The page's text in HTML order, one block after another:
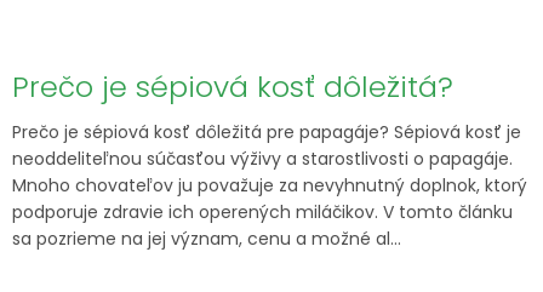
Prečo je sépiová kosť dôležitá?
Prečo je sépiová kosť dôležitá pre papagáje? Sépiová kosť je
neoddeliteľnou súčasťou výživy a starostlivosti o papagáje.
Mnoho chovateľov ju považuje za nevyhnutný doplnok, ktorý
podporuje zdravie ich operených miláčikov. V tomto článku
sa pozrieme na jej význam, cenu a možné al...